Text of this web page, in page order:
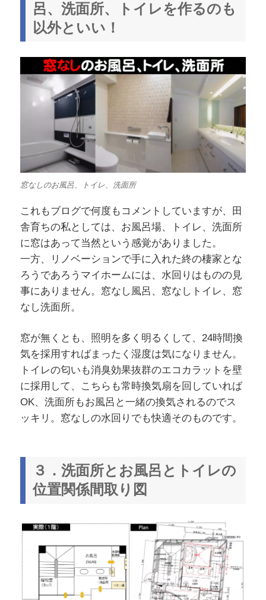
呂、洗面所、トイレを作るのも
以外といい！
窓なしのお風呂、トイレ、洗面所
これもブログで何度もコメントしていますが、田
舎育ちの私としては、お風呂場、トイレ、洗面所
に窓はあって当然という感覚がありました。
一方、リノベーションで手に入れた終の棲家とな
ろうであろうマイホームには、水回りはものの見
事にありません。窓なし風呂、窓なしトイレ、窓
なし洗面所。
窓が無くとも、照明を多く明るくして、24時間換
気を採用すればまったく湿度は気になりません。
トイレの匂いも消臭効果抜群のエコカラットを壁
に採用して、こちらも常時換気扇を回していれば
OK、洗面所もお風呂と一緒の換気されるのでス
ッキリ。窓なしの水回りでも快適そのものです。
３．洗面所とお風呂とトイレの
位置関係間取り図